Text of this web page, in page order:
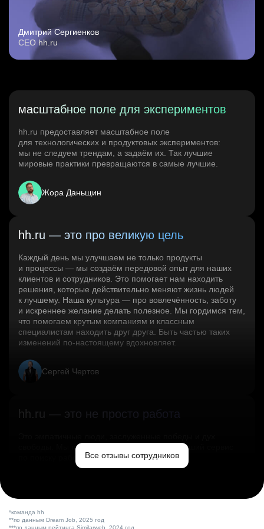
Дмитрий Сергиенков
CEO hh.ru
масштабное поле для экспериментов
hh.ru предоставляет масштабное поле
для технологических и продуктовых экспериментов:
мы не следуем трендам, а задаём их. Так лучшие
мировые практики превращаются в самые лучшие.
Жора Даньщин
hh.ru — это про великую цель
Каждый день мы улучшаем не только продукты
и процессы — мы создаём передовой опыт для наших
клиентов и сотрудников. Это помогает нам находить
решения, которые действительно меняют жизнь людей
к лучшему. Наша культура — про вовлечённость, заботу
и искреннее желание делать полезное. Мы гордимся тем,
что помогаем крутым компаниям и классным
специалистам находить друг друга. Быть частью таких
изменений по‑настоящему вдохновляет.
Сергей Чертов
hh.ru — это не просто работа
свободы. Мы помогаем миру и создаём лучший сервис
по поиску работы в стране.Все отзывы сотрудников
*команда hh
**по данным Dream Job, 2025 год
***по данным рейтинга Similarweb, 2024 год